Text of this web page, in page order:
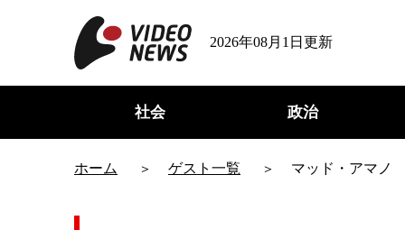
2026年08月1日更新
社会 政治
ホーム ゲスト一覧 マッド・アマノ